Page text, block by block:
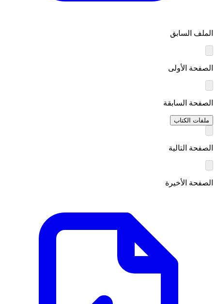
الملف السابق
الصفحة الأولى
الصفحة السابقة
ملفات الكتاب
الصفحة التالية
الصفحة الأخيرة